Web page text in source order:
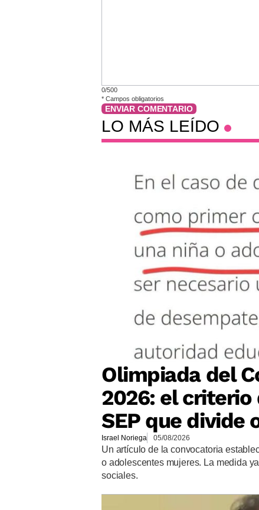
0/500
* Campos obligatorios
ENVIAR COMENTARIO
LO MÁS LEÍDO
Olimpiada del
2026: el criterio
SEP que divide
Israel Noriega 05/08/2026
Un artículo de la convocatoria
o adolescentes mujeres. La medida
sociales.